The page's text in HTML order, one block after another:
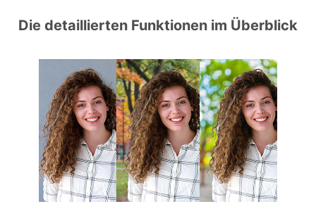
Die detaillierten Funktionen im Überblick